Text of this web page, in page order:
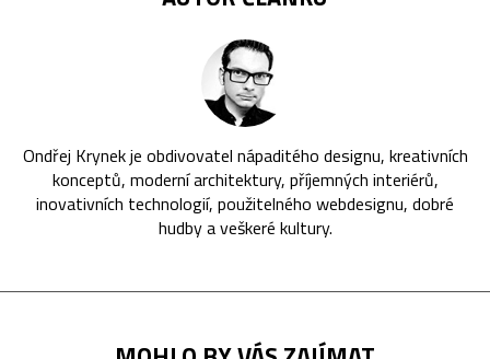
Ondřej Krynek je obdivovatel nápaditého designu, kreativních
konceptů, moderní architektury, příjemných interiérů,
inovativních technologií, použitelného webdesignu, dobré
hudby a veškeré kultury.